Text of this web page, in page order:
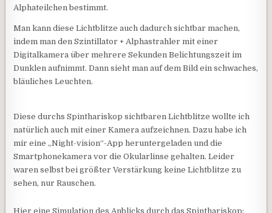
Alphateilchen bestimmt.
Man kann diese Lichtblitze auch dadurch sichtbar machen,
indem man den Szintillator + Alphastrahler mit einer
Digitalkamera über mehrere Sekunden Belichtungszeit im
Dunklen aufnimmt. Dann sieht man auf dem Bild ein schwaches,
bläuliches Leuchten.
Diese durchs Spinthariskop sichtbaren Lichtblitze wollte ich
natürlich auch mit einer Kamera aufzeichnen. Dazu habe ich
mir eine „Night-vision“-App heruntergeladen und die
Smartphonekamera vor die Okularlinse gehalten. Leider
waren selbst bei größter Verstärkung keine Lichtblitze zu
sehen, nur Rauschen.
Hier eine Simulation des Anblicks durch das Spinthariskop: